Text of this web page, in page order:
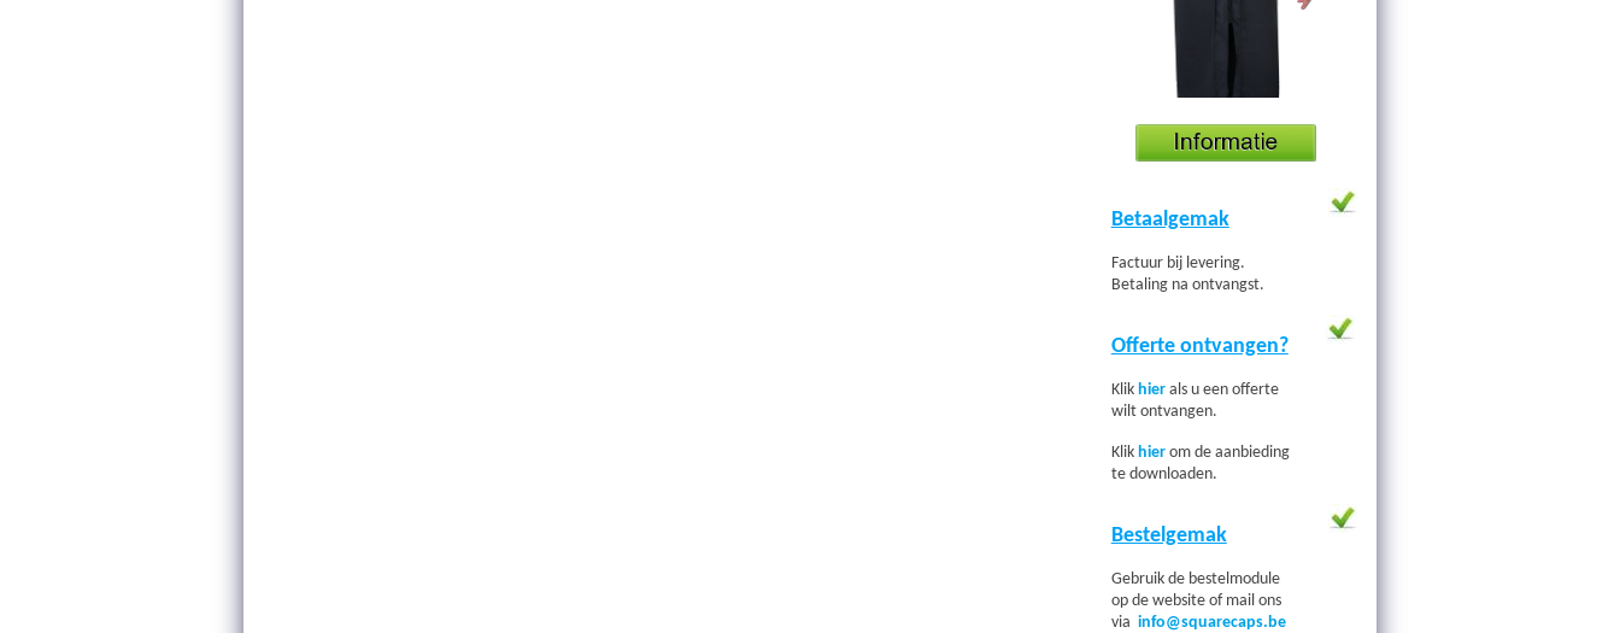
Betaalgemak
Factuur bij levering.
Betaling na ontvangst.
Offerte ontvangen?
Klik hier als u een offerte
wilt ontvangen.
Klik hier om de aanbieding
te downloaden.
Bestelgemak
Gebruik de bestelmodule
op de website of mail ons
via info@squarecaps.be